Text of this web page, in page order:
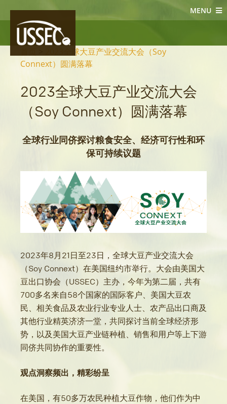
MENU
大豆新闻
2023全球大豆产业交流大会（Soy
Connext）圆满落幕
2023全球大豆产业交流大会
（Soy Connext）圆满落幕
全球行业同侪探讨粮食安全、经济可行性和环
保可持续议题
2023年8月21日至23日，全球大豆产业交流大会
（Soy Connext）在美国纽约市举行。大会由美国大
豆出口协会（USSEC）主办，今年为第二届，共有
700多名来自58个国家的国际客户、美国大豆农
民、相关食品及农业行业专业人士、农产品出口商及
其他行业精英济济一堂，共同探讨当前全球经济形
势，以及美国大豆产业链种植、销售和用户等上下游
同侪共同协作的重要性。
观点洞察频出，精彩纷呈
在美国，有50多万农民种植大豆作物，他们作为中